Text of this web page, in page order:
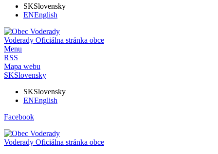
SKSlovensky
ENEnglish
Voderady Oficiálna stránka obce
Menu
RSS
Mapa webu
SKSlovensky
SKSlovensky
ENEnglish
Facebook
Voderady Oficiálna stránka obce